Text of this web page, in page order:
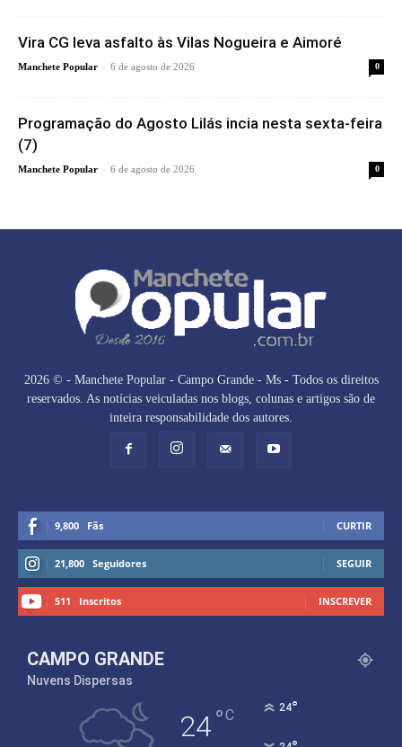
Vira CG leva asfalto às Vilas Nogueira e Aimoré
Manchete Popular - 6 de agosto de 2026 0
Programação do Agosto Lilás incia nesta sexta-feira
(7)
Manchete Popular - 6 de agosto de 2026 0
2026 © - Manchete Popular - Campo Grande - Ms - Todos os direitos
reservados. As notícias veiculadas nos blogs, colunas e artigos são de
inteira responsabilidade dos autores.
9,800 Fãs CURTIR
21,800 Seguidores SEGUIR
511 Inscritos INSCREVER
CAMPO GRANDE
Nuvens Dispersas
24°C 24°